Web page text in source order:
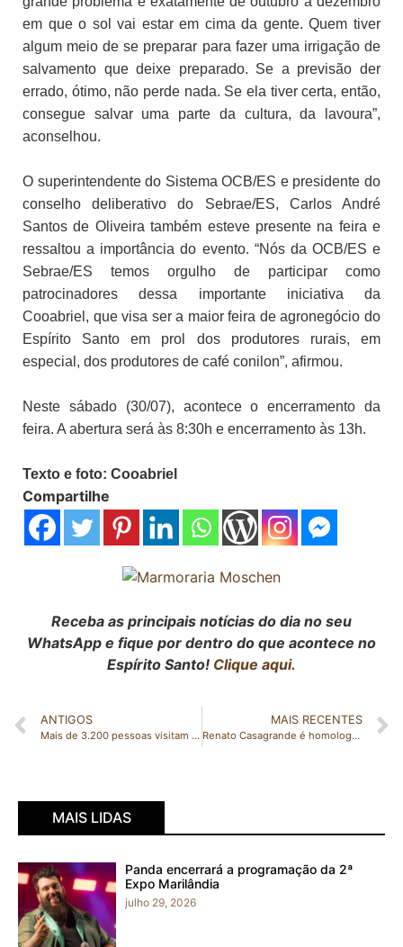
em que o sol vai estar em cima da gente. Quem tiver
algum meio de se preparar para fazer uma irrigação de
salvamento que deixe preparado. Se a previsão der
errado, ótimo, não perde nada. Se ela tiver certa, então,
consegue salvar uma parte da cultura, da lavoura”,
aconselhou.
O superintendente do Sistema OCB/ES e presidente do
conselho deliberativo do Sebrae/ES, Carlos André
Santos de Oliveira também esteve presente na feira e
ressaltou a importância do evento. “Nós da OCB/ES e
Sebrae/ES temos orgulho de participar como
patrocinadores dessa importante iniciativa da
Cooabriel, que visa ser a maior feira de agronegócio do
Espírito Santo em prol dos produtores rurais, em
especial, dos produtores de café conilon”, afirmou.
Neste sábado (30/07), acontece o encerramento da
feira. A abertura será às 8:30h e encerramento às 13h.
Texto e foto: Cooabriel
Compartilhe
Receba as principais notícias do dia no seu
WhatsApp e fique por dentro do que acontece no
Espírito Santo! Clique aqui.
ANTIGOS
Mais de 3.200 pessoas visitam a Feira de Agronegócios da Cooabriel no primeiro dia
MAIS RECENTES
Renato Casagrande é homologado pré-candidato ao Governo do Estado em convenção do PSB
MAIS LIDAS
Panda encerrará a programação da 2ª
Expo Marilândia
julho 29, 2026